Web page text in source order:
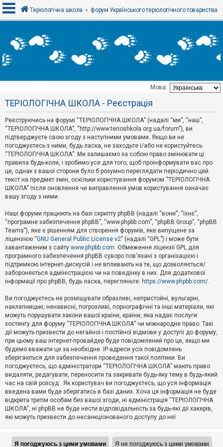
х
і
Т
е
м
и
б
е
з
в
і
д
п
о
в
і
д
й
А
к
т
и
в
н
і
м
и
П
о
ш
у
Д
о
п
о
м
Теріологічна школа форум Українського теріологічного товариства
Мова:
ТЕРІОЛОГІЧНА ШКОЛА - Реєстрація
Реєструючись на форумі “ТЕРІОЛОГІЧНА ШКОЛА” (надалі “ми”, “наш”,
“ТЕРІОЛОГІЧНА ШКОЛА”, “http://www.terioshkola.org.ua/forum”), ви
підтверджуєте свою згоду з наступними умовами. Якщо ви не
погоджуєтесь з ними, будь ласка, не заходьте і/або не користуйтесь
“ТЕРІОЛОГІЧНА ШКОЛА”. Ми залишаємо за собою право змінювати ці
правила будь-коли, і зробимо усе для того, щоб проінформувати вас про
це, однак з вашої сторони було б розумно переглядати періодично цей
текст на предмет змін, оскільки користування форумом “ТЕРІОЛОГІЧНА
ШКОЛА” після оновлення чи виправлення умов користування означає
вашу згоду з ними.
Наші форуми працюють на базі скрипту phpBB (надалі “вони”, “їхнє”,
“програмне забезпечення phpBB”, “www.phpbb.com”, “phpBB Group”, “phpBB
Teams”), яке є рішенням для створення форумів, яке випущене за
ліцензією “GNU General Public License v2” (надалі “GPL”) і може бути
завантаженим з сайту www.phpbb.com. Обмеження ліцензії GPL для
програмного забезпечення phpBB суворо пов'язані з організацією і
підтримкою інтернет-дискусій і не впливають на те, що дозволяється/
забороняється адміністрацією чи на поведінку в них. Для додаткової
інформації про phpBB, будь ласка, перегляньте: https://www.phpbb.com/.
Ви погоджуєтесь не розміщувати образливі, непристойні, вульгарні,
наклепницькі, ненависні, погрозливі, порнографічні та інші матеріали, які
можуть порушувати закони вашої країни, країни, яка надає послуги
хостингу для форуму “ТЕРІОЛОГІЧНА ШКОЛА” чи міжнародне право. Такі
дії можуть призвести до негайної і постійної відмови у доступі до форуму,
при цьому ваш інтернет-провайдер буде повідомлений про це, якщо ми
будемо вважати це за необхідне. IP-адреси усіх повідомлень
зберігаються для забезпечення проведення такої політики. Ви
погоджуєтесь, що адміністратори “ТЕРІОЛОГІЧНА ШКОЛА” мають право
видаляти, редагувати, переносити та закривати будь-яку тему в будь-який
час на свій розсуд . Як користувач ви погоджуєтесь, що уся інформація
введена вами буде зберігатись в базі даних. Хоча ця інформація не буде
відкрита третім особам без вашої згоди, ні адміністрація “ТЕРІОЛОГІЧНА
ШКОЛА”, ні phpBB не буде нести відповідальність за будь-які дії хакерів,
які можуть призвести до несанкціонованого доступу до неї.